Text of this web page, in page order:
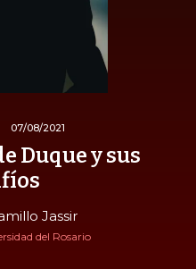
07/08/2021
Duque y sus
Jassir
del Rosario